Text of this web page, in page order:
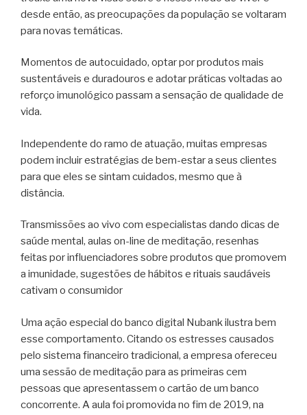
desde então, as preocupações da população se voltaram
para novas temáticas.
Momentos de autocuidado, optar por produtos mais
sustentáveis e duradouros e adotar práticas voltadas ao
reforço imunológico passam a sensação de qualidade de
vida.
Independente do ramo de atuação, muitas empresas
podem incluir estratégias de bem-estar a seus clientes
para que eles se sintam cuidados, mesmo que à
distância.
Transmissões ao vivo com especialistas dando dicas de
saúde mental, aulas on-line de meditação, resenhas
feitas por influenciadores sobre produtos que promovem
a imunidade, sugestões de hábitos e rituais saudáveis
cativam o consumidor
Uma ação especial do banco digital Nubank ilustra bem
esse comportamento. Citando os estresses causados
pelo sistema financeiro tradicional, a empresa ofereceu
uma sessão de meditação para as primeiras cem
pessoas que apresentassem o cartão de um banco
concorrente. A aula foi promovida no fim de 2019, na